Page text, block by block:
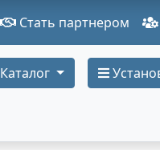
Стать партнером
Каталог